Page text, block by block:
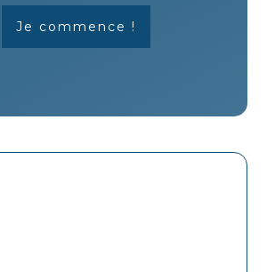
Je commence !